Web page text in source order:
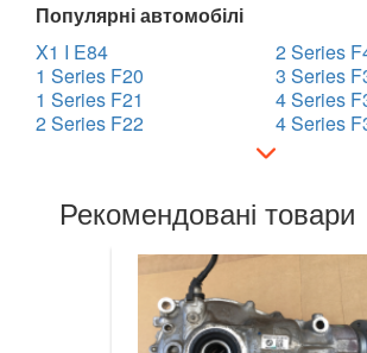
8 Series G14/G15/G16
i3 l01
i8 l12/l15
X1 II F48
Популярні автомобілі
X1 I E84
1 Series F20
1 Series F21
2 Series F22
2 Series
3 Series
4 Series
4 Series
Рекомендовані товари